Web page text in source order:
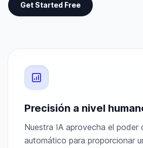
Get Started Free
Precisión a nivel
Nuestra IA aprovecha el poder
automático para proporcionar